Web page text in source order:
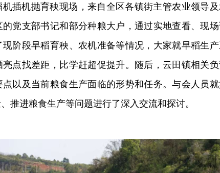
插机抛育秧现场，来自全区各镇街主管农业领导
党支部书记和部分种粮大户，通过实地查看、现
阶段早稻育秧、农机准备等情况，大家就早稻生
点找差距，比学赶超促提升。 随后，云田镇相关
点以及当前粮食生产面临的形势和任务。与会人员
推进粮食生产等问题进行了深入交流和探讨。